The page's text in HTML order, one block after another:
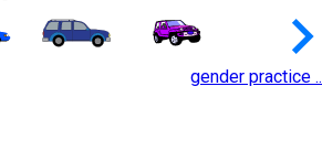
gender practice ..